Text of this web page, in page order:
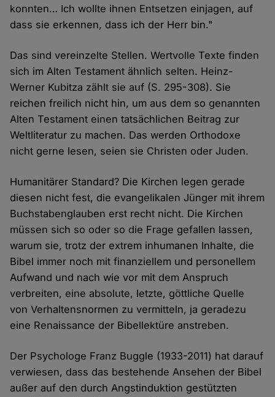
konnten… Ich wollte ihnen Entsetzen einjagen, auf
dass sie erkennen, dass ich der Herr bin."
Das sind vereinzelte Stellen. Wertvolle Texte finden
sich im Alten Testament ähnlich selten. Heinz-
Werner Kubitza zählt sie auf (S. 295-308). Sie
reichen freilich nicht hin, um aus dem so genannten
Alten Testament einen tatsächlichen Beitrag zur
Weltliteratur zu machen. Das werden Orthodoxe
nicht gerne lesen, seien sie Christen oder Juden.
Humanitärer Standard? Die Kirchen legen gerade
diesen nicht fest, die evangelikalen Jünger mit ihrem
Buchstabenglauben erst recht nicht. Die Kirchen
müssen sich so oder so die Frage gefallen lassen,
warum sie, trotz der extrem inhumanen Inhalte, die
Bibel immer noch mit finanziellem und personellem
Aufwand und nach wie vor mit dem Anspruch
verbreiten, eine absolute, letzte, göttliche Quelle
von Verhaltensnormen zu vermitteln, ja geradezu
eine Renaissance der Bibellektüre anstreben.
Der Psychologe Franz Buggle (1933-2011) hat darauf
verwiesen, dass das bestehende Ansehen der Bibel
außer auf den durch Angstinduktion gestützten